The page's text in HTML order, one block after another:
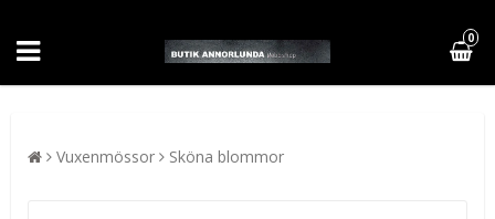
0
Vuxenmössor Sköna blommor